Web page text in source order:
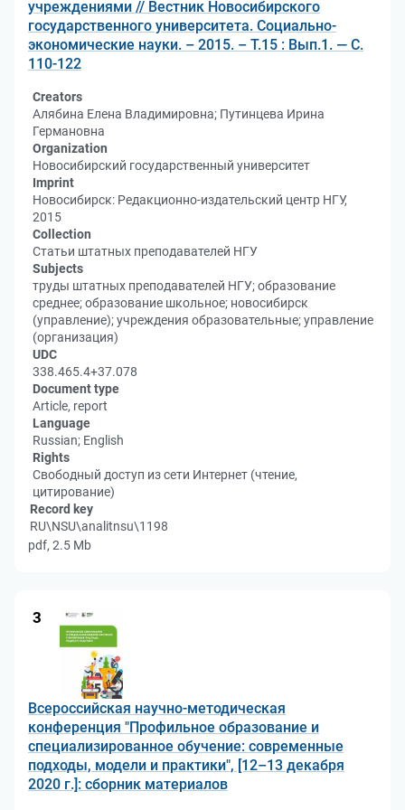
учреждениями // Вестник Новосибирского
государственного университета. Социально-
экономические науки. – 2015. – Т.15 : Вып.1. — С.
110-122
Creators
Алябина Елена Владимировна; Путинцева Ирина
Германовна
Organization
Новосибирский государственный университет
Imprint
Новосибирск: Редакционно-издательский центр НГУ,
2015
Collection
Статьи штатных преподавателей НГУ
Subjects
труды штатных преподавателей НГУ; образование
среднее; образование школьное; новосибирск
(управление); учреждения образовательные; управление
(организация)
UDC
338.465.4+37.078
Document type
Article, report
Language
Russian; English
Rights
Свободный доступ из сети Интернет (чтение,
цитирование)
Record key
RU\NSU\analitnsu\1198
pdf, 2.5 Mb
3
Всероссийская научно-методическая
конференция "Профильное образование и
специализированное обучение: современные
подходы, модели и практики", [12–13 декабря
2020 г.]: сборник материалов